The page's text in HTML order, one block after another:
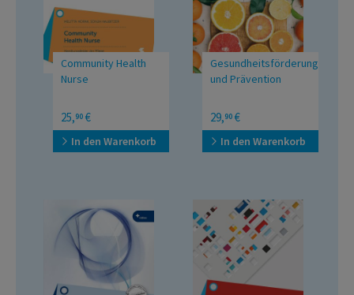
Community Health
Nurse
Handlungsfelder der
Pflege im Kontext von
Public Health
25,90 €
In den Warenkorb
Gesundheitsförderung
und Prävention
für Pflege- und andere
Gesundheitsberufe
29,90 €
In den Warenkorb